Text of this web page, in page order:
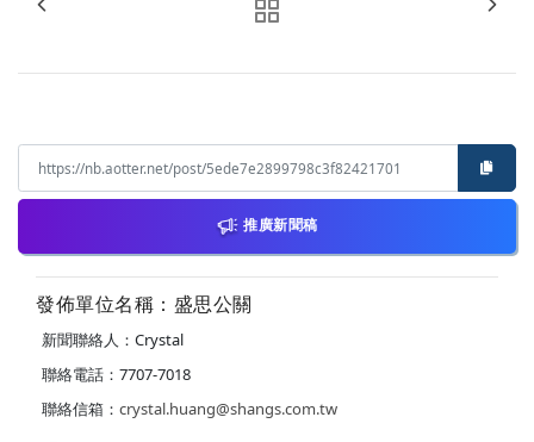
推廣新聞稿
發佈單位名稱：盛思公關
新聞聯絡人：Crystal
聯絡電話：7707-7018
聯絡信箱： crystal.huang@shangs.com.tw